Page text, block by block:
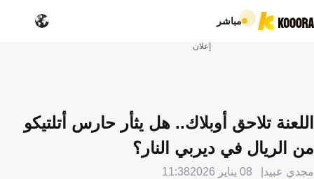
مباشر
إعلان
اللعنة تلاحق أوبلاك.. هل يثأر حارس أتلتيكو
من الريال في ديربي النار؟
مجدي عبيد 08 يناير 2026 11:38